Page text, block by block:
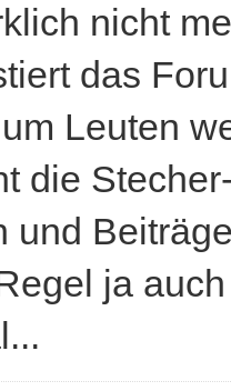
nicht
das
Leuten
die
und
ja